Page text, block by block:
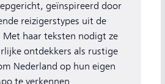
geïnspireerd door
reizigerstypes uit de
Met haar teksten nodigt ze
ontdekkers als rustige
Nederland op hun eigen
te verkennen.